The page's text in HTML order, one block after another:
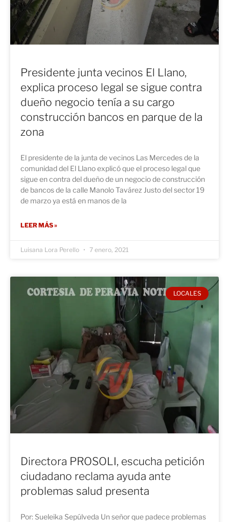
Presidente junta vecinos El Llano,
explica proceso legal se sigue contra
dueño negocio tenía a su cargo
construcción bancos en parque de la
zona
El presidente de la junta de vecinos Las Mercedes de la
comunidad del El Llano explicó que el proceso legal que
sigue en contra del dueño de un negocio de construcción
de bancos de la calle Manolo Tavárez Justo del sector 19
de marzo ya está en manos de la
LEER MÁS »
Luisana Lora Perello 7 enero, 2021
LOCALES
Directora PROSOLI, escucha petición
ciudadano reclama ayuda ante
problemas salud presenta
Por: Sueleika Sepúlveda Un señor que padece problemas